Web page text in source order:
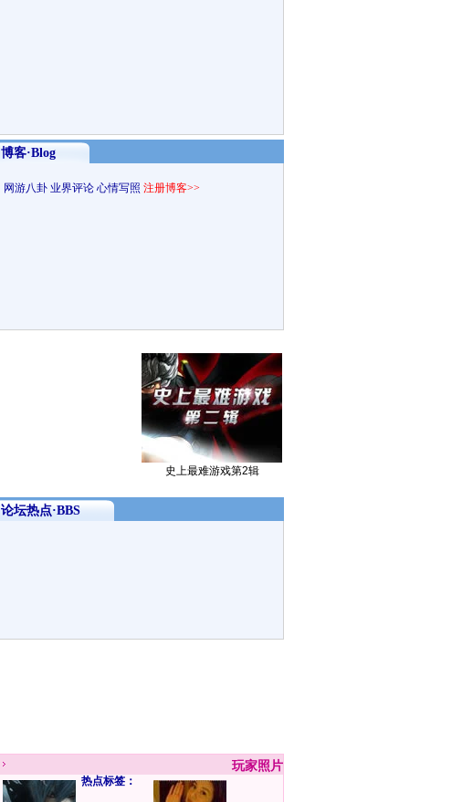
热点标签：
博客·Blog
网游八卦 业界评论 心情写照 注册博客>>
史上最难游戏第2辑
论坛热点·BBS
玩家照片